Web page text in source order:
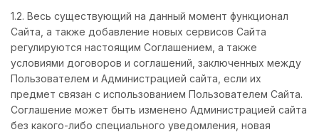
1.2. Весь существующий на данный момент функционал
Сайта, а также добавление новых сервисов Сайта
регулируются настоящим Соглашением, а также
условиями договоров и соглашений, заключенных между
Пользователем и Администрацией сайта, если их
предмет связан с использованием Пользователем Сайта.
Соглашение может быть изменено Администрацией сайта
без какого-либо специального уведомления, новая